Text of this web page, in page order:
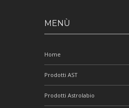
MENÙ
Home
Prodotti AST
Prodotti Astrolabio